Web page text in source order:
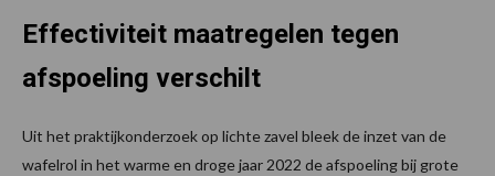
Effectiviteit maatregelen tegen
afspoeling verschilt
Uit het praktijkonderzoek op lichte zavel bleek de inzet van de
wafelrol in het warme en droge jaar 2022 de afspoeling bij grote